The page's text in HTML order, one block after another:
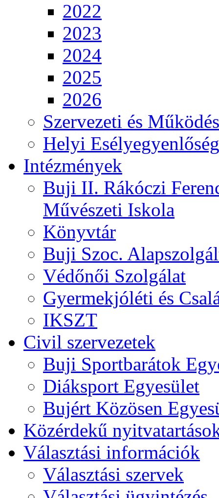
2022
2023
2024
2025
2026
Szervezeti és
Helyi
Intézmények
Buji II. Rákóczi
Művészeti Iskola
Könyvtár
Buji Szoc.
Védőnői Szolgálat
Gyermekjóléti és
IKSZT
Civil szervezetek
Buji Sportbarátok
Diáksport Egyesület
Bujért Közösen
Közérdekű
Választási információk
Választási szervek